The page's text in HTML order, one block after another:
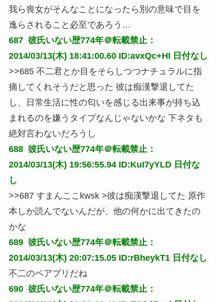
我ら喪女がそんなことになったら別の意味で目を
逸らされること必至であろう…
687 彼氏いない歴774年＠転載禁止：
2014/03/13(木) 18:41:00.60 ID:avxQc+HI 日付なし
>>685 不二君とか目をそらしつつナチュラルに指
摘してくれそうだと思った 彼は痴漢撃退してた
し、日常生活に性の匂いを感じる出来事が持ち込
まれるのを嫌うタイプなんじゃないかな 下ネタも
絶対言わないだろうし
688 彼氏いない歴774年＠転載禁止：
2014/03/13(木) 19:56:55.94 ID:KuI7yYLD 日付な
し
>>687 すまんここkwsk >彼は痴漢撃退してた 原作
本しか読んでないんだが、他の何かに出てきたの
かな
689 彼氏いない歴774年＠転載禁止：
2014/03/13(木) 20:07:15.05 ID:rBheykT1 日付なし
不二のペアプリだね
690 彼氏いない歴774年＠転載禁止：